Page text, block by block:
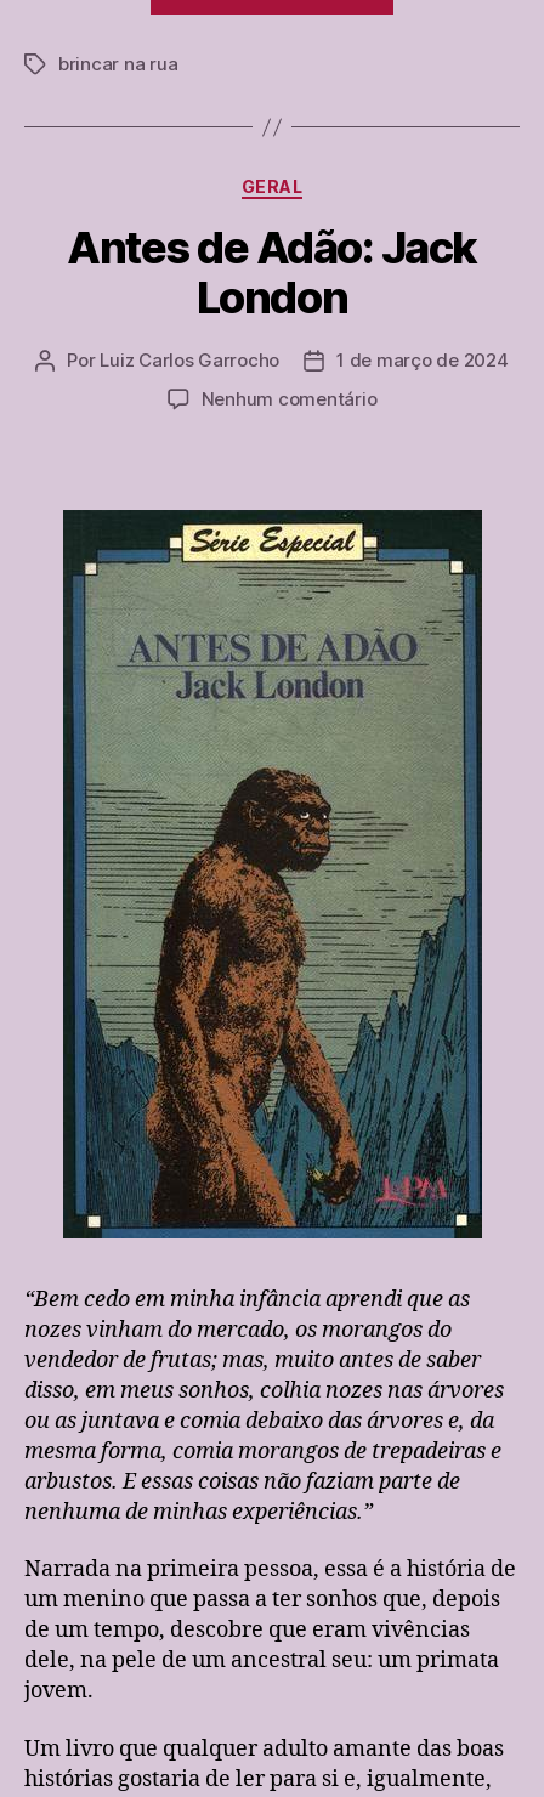
narrativa:
bola
na
Tagsbrincar na rua
Categorias
GERAL
Antes de Adão: Jack
London
Autor
Por Luiz Carlos Garrocho
Data1 de março de 2024
Nenhum comentárioem
London
“Bem cedo em minha infância aprendi que as
nozes vinham do mercado, os morangos do
vendedor de frutas; mas, muito antes de saber
disso, em meus sonhos, colhia nozes nas árvores
ou as juntava e comia debaixo das árvores e, da
mesma forma, comia morangos de trepadeiras e
arbustos. E essas coisas não faziam parte de
nenhuma de minhas experiências.”
Narrada na primeira pessoa, essa é a história de
um menino que passa a ter sonhos que, depois
de um tempo, descobre que eram vivências
dele, na pele de um ancestral seu: um primata
jovem.
Um livro que qualquer adulto amante das boas
histórias gostaria de ler para si e, igualmente,